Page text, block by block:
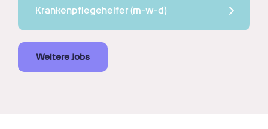
Krankenpflegehelfer (m-w-d)
Weitere Jobs